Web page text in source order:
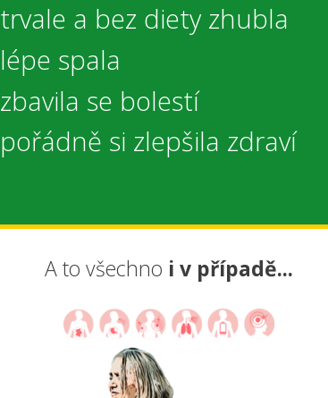
trvale a bez diety zhubla
lépe spala
zbavila se bolestí
pořádně si zlepšila zdraví
A to všechno i v případě...